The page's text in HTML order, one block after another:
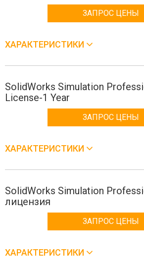
ЗАПРОС ЦЕНЫ
ХАРАКТЕРИСТИКИ
SolidWorks Simulation
License-1 Year
ЗАПРОС ЦЕНЫ
ХАРАКТЕРИСТИКИ
SolidWorks Simulation
лицензия
ЗАПРОС ЦЕНЫ
ХАРАКТЕРИСТИКИ